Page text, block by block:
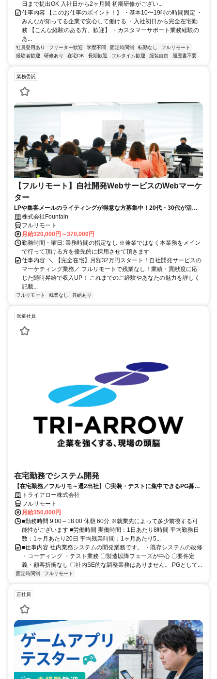
日まで提出OK 入社日から2ヶ月間 初期研修がござい...
仕事内容 【このお仕事のポイント！】 ・基本10〜19時の時間固定 ・
みんなが知ってる企業で安心して働ける ・入社初日から完全在宅勤
務 【こんな経験のある方、歓迎】 ・カスタマーサポート業務経験の
あ...
社員登用あり フリーター歓迎 学歴不問 固定時間制 転勤なし
フルリモート
経験者歓迎
研修あり 在宅OK 長期歓迎 フルタイム歓迎 服装自由 履歴書不要
業務委託
【フルリモート】自社開発WebサービスのWebマーケ
ター
LPや集客メールのライティングが得意な方募集中！20代・30代が活躍
している職場です！
株式会社Fountain
フルリモート
月給320,000円～370,000円
勤務時間・曜日: 業務時間の指定なし ※兼業ではなく本業務をメイン
で行って頂ける方を優先的に採用させて頂きます
仕事内容: ＼ 【完全在宅】月額32万円スタート！自社開発サービスの
マーケティング業務／ フルリモートで残業なし！業績・貢献度に応
じた随時昇給で収入UP！ これまでのご経験やあなたの魅力を詳しく
記載...
フルリモート 残業なし 昇給あり
派遣社員
在宅勤務でシステム開発
【在宅勤務／フルリモ～週2出社】〇実装・テストに集中できるPG募集
〇業務用端末貸与あり
トライアロー株式会社
フルリモート
月給350,000円
■勤務時間 9:00～18:00 休憩 60分 ※就業先によって多少前後する可
能性がございます ■労働時間 実働時間：1日あたり8時間 平均勤務日
数：1ヶ月あたり20日 平均残業時間：1ヶ月あたり5...
■仕事内容 社内業務システムの開発業務です。 ・既存システムの改修
・コーディング ・テスト業務 〇製造以降フェーズが中心 〇要件定
義・顧客折衝なし 〇社内SE的な調整業務はありません。 PGとして...
固定時間制 フルリモート
正社員